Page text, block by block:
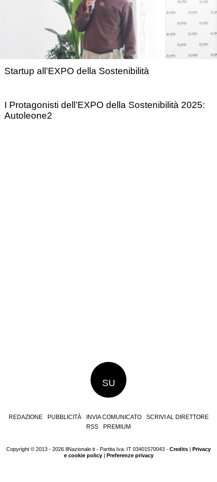
Startup all’EXPO della Sostenibilità
I Protagonisti dell’EXPO della Sostenibilità 2025:
Autoleone2
SU
REDAZIONE PUBBLICITÀ INVIA COMUNICATO
SCRIVI AL DIRETTORE
RSS
PREMIUM
Copyright © 2013 - 2026 IlNazionale.it - Partita Iva: IT 03401570043 - Credits | Privacy
e cookie policy| Preferenze privacy